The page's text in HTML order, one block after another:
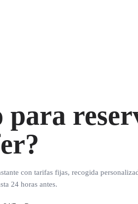
para
con tarifas fijas, recogida
24 horas antes.